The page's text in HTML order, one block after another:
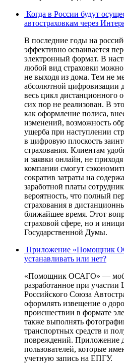
Когда в России будут
автостраховкам через
В последние годы на
эффективно осваивается
электронный формат. В
любой вид страховки
не выходя из дома. Тем не
абсолютной цифровизации
весь цикл дистанционного
сих пор не реализован. В
как оформление полиса,
изменений, возможность
ущерба при наступлении
в цифровую плоскость
страхования. Клиентам
и заявки онлайн, не
компании смогут
сократив затраты на
заработной платы
вероятность, что полный
страхования в
ближайшее время. Этот
страховой сфере, но и
Государственной Думы.
Приложение «Помощник
устанавливать или нет?
«Помощник ОСАГО» —
разработанное при
Российского Союза
оформлять извещение о
происшествии в формате
также выполнять
транспортных средств и
повреждений. Приложение
пользователей, которые
учетную запись на ЕПГУ.